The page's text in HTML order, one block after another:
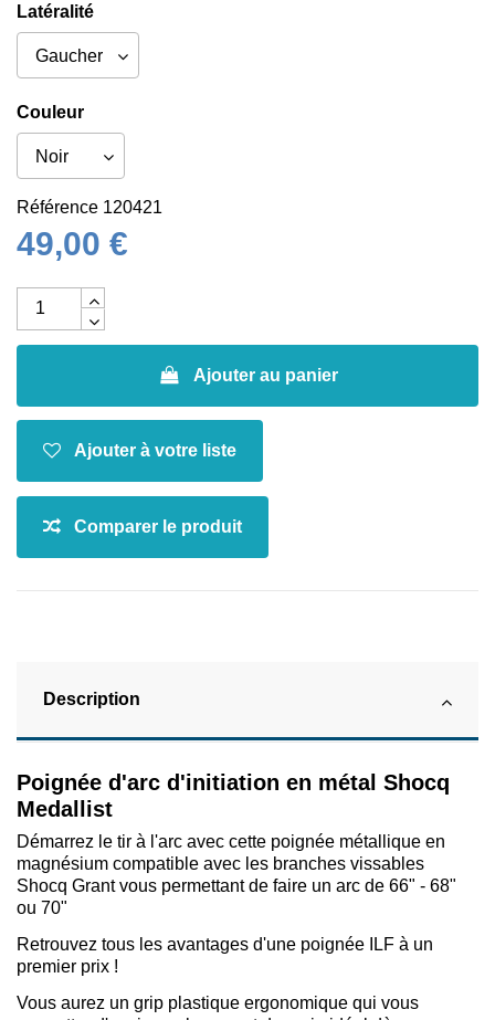
Latéralité
Couleur
Référence 120421
49,00 €
Ajouter au panier
Description
Poignée d'arc d'initiation en métal Shocq
Medallist
Démarrez le tir à l'arc avec cette poignée métallique en
magnésium compatible avec les branches vissables
Shocq Grant vous permettant de faire un arc de 66" - 68"
ou 70"
Retrouvez tous les avantages d'une poignée ILF à un
premier prix !
Vous aurez un grip plastique ergonomique qui vous